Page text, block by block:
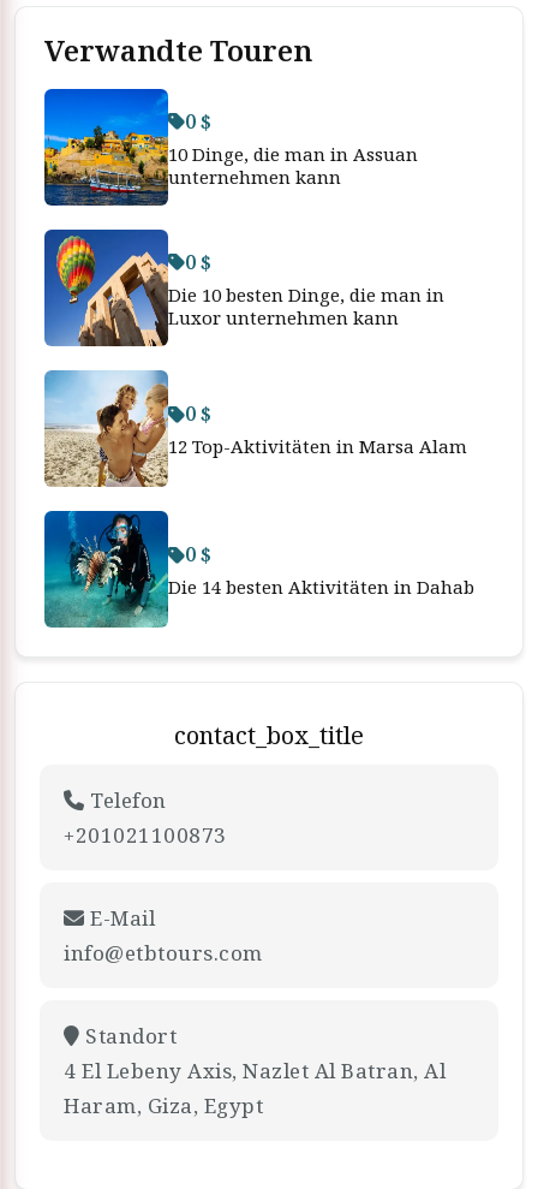
Verwandte Touren
0 $
10 Dinge, die man in Assuan
unternehmen kann
0 $
Die 10 besten Dinge, die man in
Luxor unternehmen kann
0 $
12 Top-Aktivitäten in Marsa Alam
0 $
Die 14 besten Aktivitäten in Dahab
contact_box_title
Telefon
+201021100873
E-Mail
info@etbtours.com
Standort
4 El Lebeny Axis, Nazlet Al Batran, Al
Haram, Giza, Egypt